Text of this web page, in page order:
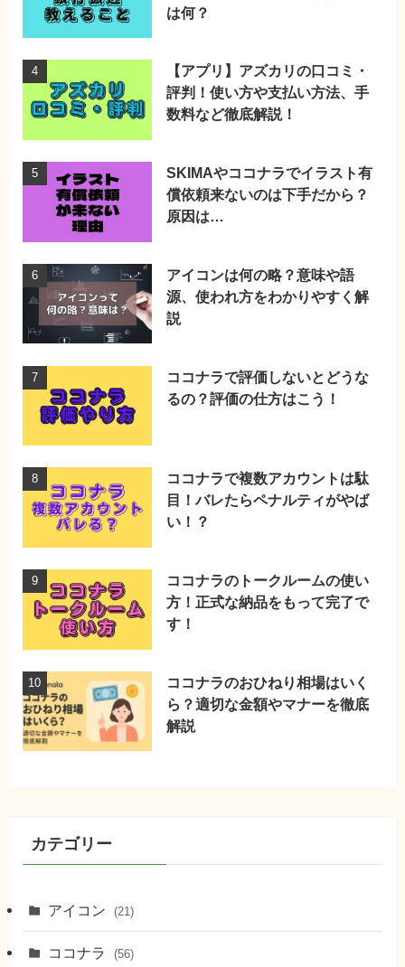
は何？
【アプリ】アズカリの口コミ・
評判！使い方や支払い方法、手
数料など徹底解説！
SKIMAやココナラでイラスト有
償依頼来ないのは下手だから？
原因は…
アイコンは何の略？意味や語
源、使われ方をわかりやすく解
説
ココナラで評価しないとどうな
るの？評価の仕方はこう！
ココナラで複数アカウントは駄
目！バレたらペナルティがやば
い！？
ココナラのトークルームの使い
方！正式な納品をもって完了で
す！
ココナラのおひねり相場はいく
ら？適切な金額やマナーを徹底
解説
カテゴリー
アイコン (21)
ココナラ (56)